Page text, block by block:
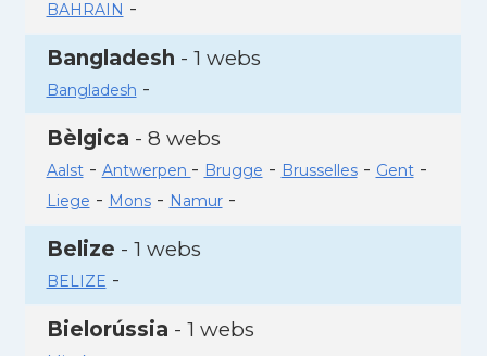
BAHRAIN -
Bangladesh - 1 webs
Bangladesh -
Bèlgica - 8 webs
Aalst- Antwerpen - Brugge - Brusselles- Gent-
Liege - Mons- Namur-
Belize - 1 webs
BELIZE -
Bielorússia - 1 webs